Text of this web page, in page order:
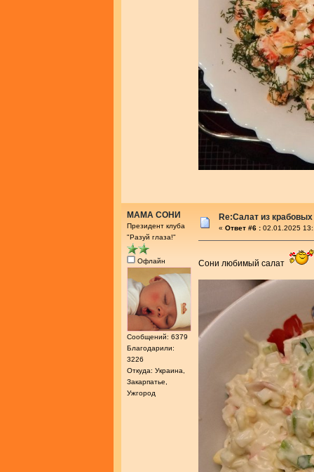
МАМА СОНИ
Президент клуба
"Разуй глаза!"
Офлайн
Сообщений: 6379
Благодарили:
3226
Откуда: Украина,
Закарпатье,
Ужгород
Re:Салат из
« Ответ #6 : 02.01.2025
Сони любимый салат